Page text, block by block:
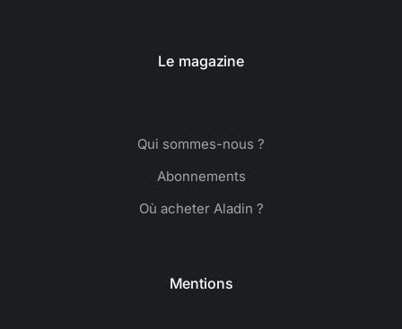
Le magazine
Qui sommes-nous ?
Abonnements
Où acheter Aladin ?
Mentions